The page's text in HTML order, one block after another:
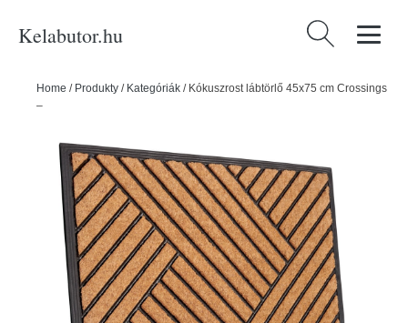
Kelabutor.hu Keresés:
Home / Produkty / Kategóriák / Kókuszrost lábtörlő 45x75 cm Crossings
– Hanse Home